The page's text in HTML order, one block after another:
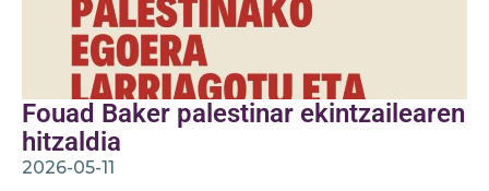
Fouad Baker palestinar ekintzailearen
hitzaldia
2026-05-11